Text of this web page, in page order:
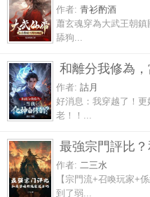
作者: 青衫酌酒
蕭玄魂穿為大武王朝
舔狗...
和離分我修為
作者: 詁月
好消息：我穿越了！
老！！...
最強宗門評比
作者: 二三水
【宗門流+召喚玩家+
到了弱...